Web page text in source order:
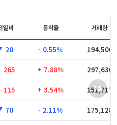
일비 등락율 거래량
20 - 0.55% 194,506
265 + 7.88% 297,630
115 + 3.54% 151,717
70 - 2.11% 175,128